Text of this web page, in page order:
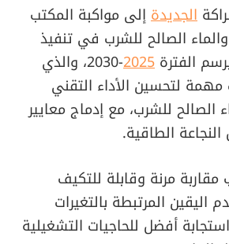
الجديدةإلى مواكبة المكتب
الصالح للشرب في تنفيذ
الفترة 2025
-2030، والذي
لتحسين الأداء التقني
الصالح للشرب، مع إدماج معايير
الطاقية.
مرنة وقابلة للتكيف
اليقين المرتبطة بالتغيرات
أفضل للحاجيات التشغيلية